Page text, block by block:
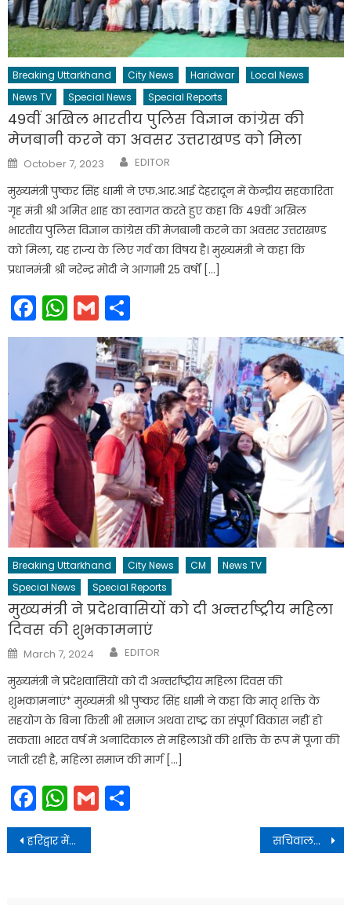
Breaking Uttarkhand City News Haridwar
Local News
News TV
Special News Special Reports
49वीं अखिल भारतीय पुलिस विज्ञान कांग्रेस की
मेजबानी करने का अवसर उत्तराखण्ड को मिला
Posted
on
October 7, 2023 Author
EDITOR
मुख्यमंत्री पुष्कर सिंह धामी ने एफ.आर.आई देहरादून में केन्द्रीय सहकारिता
गृह मंत्री श्री अमित शाह का स्वागत करते हुए कहा कि 49वीं अखिल
भारतीय पुलिस विज्ञान कांग्रेस की मेजबानी करने का अवसर उत्तराखण्ड
को मिला, यह राज्य के लिए गर्व का विषय है। मुख्यमंत्री ने कहा कि
प्रधानमंत्री श्री नरेन्द्र मोदी ने आगामी 25 वर्षों […]
Facebook
WhatsApp
Gmail
Breaking Uttarkhand City News CM
News TV
Special News
Special Reports
मुख्यमंत्री ने प्रदेशवासियों को दी अन्तर्राष्ट्रीय महिला
दिवस की शुभकामनाएं
Posted
on
March 7, 2024 Author
EDITOR
मुख्यमंत्री ने प्रदेशवासियों को दी अन्तर्राष्ट्रीय महिला दिवस की
शुभकामनाएं* मुख्यमंत्री श्री पुष्कर सिंह धामी ने कहा कि मातृ शक्ति के
सहयोग के बिना किसी भी समाज अथवा राष्ट्र का संपूर्ण विकास नहीं हो
सकता। भारत वर्ष में अनादिकाल से महिलाओं की शक्ति के रूप में पूजा की
जाती रही है, महिला समाज की मार्ग […]
Facebook
WhatsApp
Gmail
Post
navigation
हरिद्वार में भीम आर्मी आजाद समाज पार्टी कांशीराम मिटिग का आयोजन किया सचिवालय में प्रदेश के सरकारी कर्मचारियों को बैंक कॉरपोरेट सैलरी पैकेज सम्बन्ध में प्रस्तुतिकरण दिया